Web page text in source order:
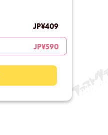
JP¥409
JP¥590